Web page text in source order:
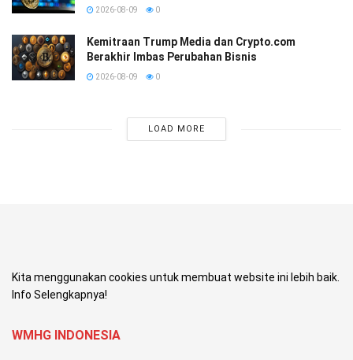
2026-08-09 0
Kemitraan Trump Media dan Crypto.com
Berakhir Imbas Perubahan Bisnis
2026-08-09 0
LOAD MORE
Kita menggunakan cookies untuk membuat website ini lebih baik.
Info Selengkapnya!
WMHG INDONESIA